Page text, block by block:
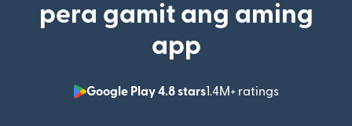
pera gamit ang aming
app
Google Play 4.8 stars1.4M+ ratings
(bubukas